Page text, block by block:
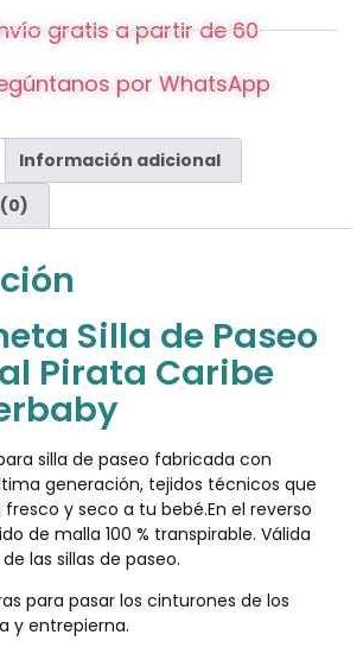
gratis a partir de 60
por WhatsApp
Información adicional
Silla de Paseo
Pirata Caribe
silla de paseo fabricada con
generación, tejidos técnicos que
y seco a tu bebé.En el reverso
de malla 100 % transpirable. Válida
las sillas de paseo.
para pasar los cinturones de los
y entrepierna.